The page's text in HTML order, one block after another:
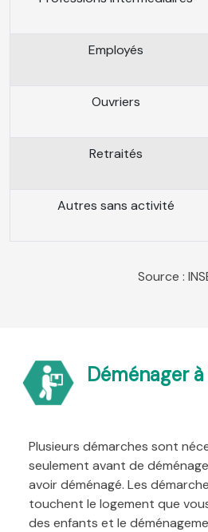
Employés
Ouvriers
Retraités
Autres sans activité
Source :
Déménager
Plusieurs démarches sont
seulement avant de
avoir déménagé. Les
touchent le logement que
des enfants et le